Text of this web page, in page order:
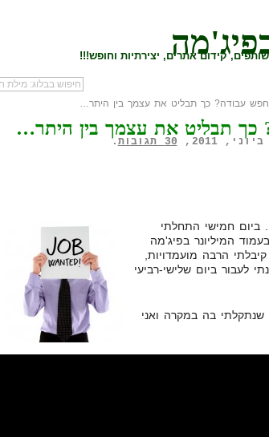
קידום אתרים, יצירתיות וחופש!!!
הבלוג
עבודה? כך תבליט את עצמך בין היתר…
כך תבליט את עצמך בין היתר…
30 תגובות .
ביום חמישי התחלתי
המיליונר בפיג'מה
הרבה מועמדויות,
לעבור ביום שלישי-רביעי
בה במקרה ואני